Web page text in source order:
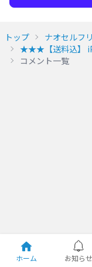
トップ
ナオセルフ
★★★【送料込】
コメント一覧
ホーム お知らせ